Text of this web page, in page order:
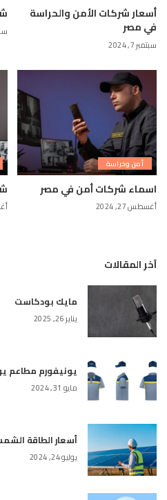
أسعار شركات الأمن والحراسة
في مصر
سبتمبر 7, 2024
أمن وحراسة
اسماء شركات أمن في مصر
أغسطس 27, 2024
آخر المقالات
مايك بودكاست
يناير 26, 2025
يونيفورم مطاعم
مايو 31, 2024
أسعار الطاقة
يوليو 24, 2024